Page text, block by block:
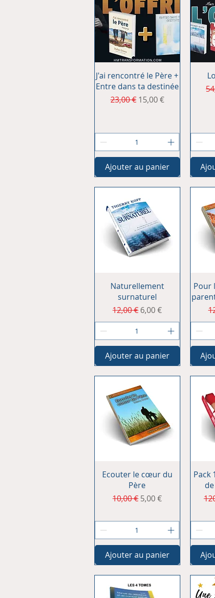
Aperçu rapide
J'ai rencontré le Père +
Entre dans ta destinée
Prix original
23,00 € Prix promotionnel
15,00 €
Ajouter au panier
Aperçu rapide
Naturellement
surnaturel
Prix original
12,00 € Prix promotionnel
6,00 €
Ajouter au panier
Pour
Aperçu rapide
Ecouter le cœur du
Père
Prix original
10,00 € Prix promotionnel
5,00 €
Ajouter au panier
Pack